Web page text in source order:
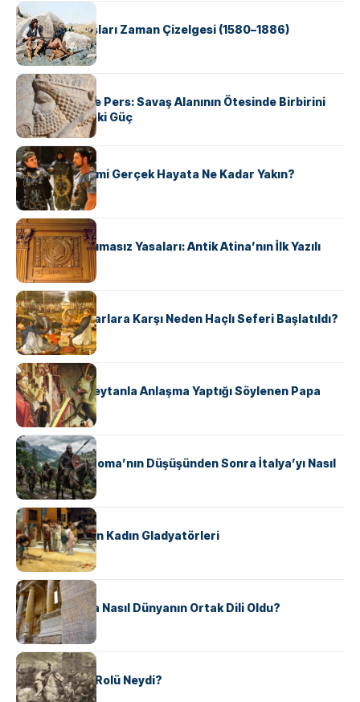
KÜLTÜR
Apache Savaşları Zaman Çizelgesi (1580–1886)
KÜLTÜR
Antik Yunan ve Pers: Savaş Alanının Ötesinde Birbirini
Şekillendiren İki Güç
KÜLTÜR
‘Gladiator’ Filmi Gerçek Hayata Ne Kadar Yakın?
KÜLTÜR
Draco’nun Acımasız Yasaları: Antik Atina’nın İlk Yazılı
Hukuk Kodu
KÜLTÜR
Avrupalı ​​Katharlara Karşı Neden Haçlı Seferi Başlatıldı?
KÜLTÜR
II. Silvester: Şeytanla Anlaşma Yaptığı Söylenen Papa
KÜLTÜR
Ostrogotlar Roma’nın Düşüşünden Sonra İtalya’yı Nasıl
Ele Geçirdi?
KÜLTÜR
Antik Roma’nın Kadın Gladyatörleri
KÜLTÜR
Antik Yunanca Nasıl Dünyanın Ortak Dili Oldu?
KÜLTÜR
Valdensler’in Rolü Neydi?